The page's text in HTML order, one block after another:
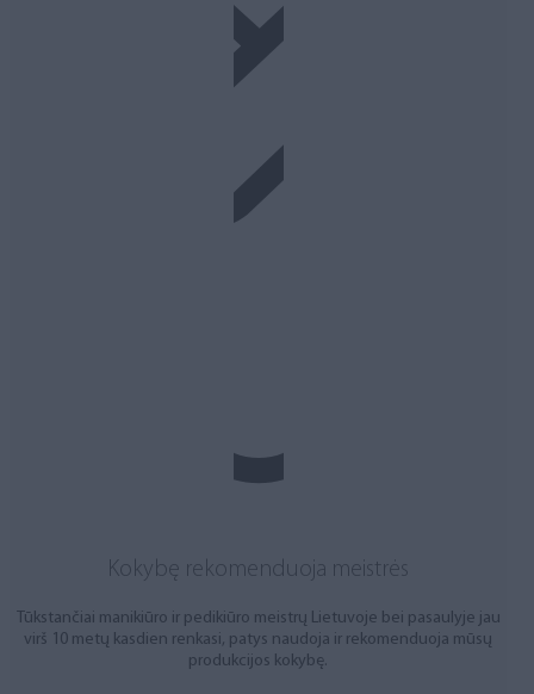
Kokybę rekomenduoja meistrės
Tūkstančiai manikiūro ir pedikiūro meistrų Lietuvoje bei pasaulyje jau
virš 10 metų kasdien renkasi, patys naudoja ir rekomenduoja mūsų
produkcijos kokybę.